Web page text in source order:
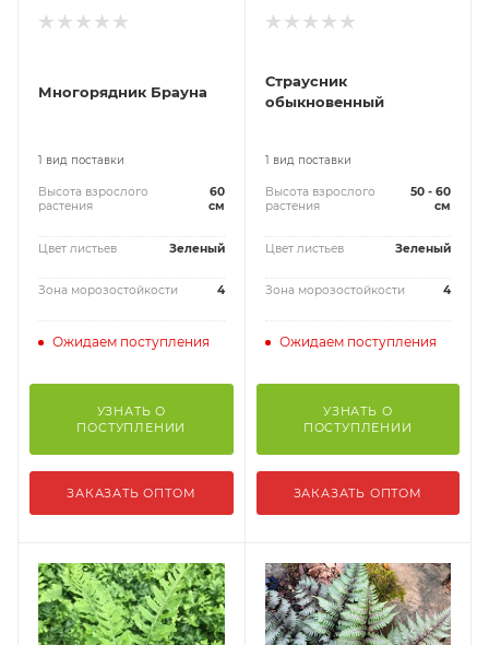
Многорядник Брауна
1 вид поставки
Высота взрослого
растения
60
см
Цвет листьев Зеленый
Зона морозостойкости 4
Ожидаем поступления
УЗНАТЬ О
ПОСТУПЛЕНИИ
ЗАКАЗАТЬ ОПТОМ
Страусник
обыкновенный
1 вид поставки
Высота взрослого
растения
50 - 60
см
Цвет листьев Зеленый
Зона морозостойкости 4
Ожидаем поступления
УЗНАТЬ О
ПОСТУПЛЕНИИ
ЗАКАЗАТЬ ОПТОМ